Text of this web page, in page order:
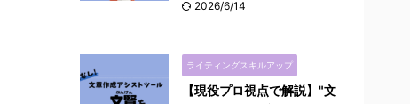
2026/6/14
ライティングスキルアップ
【現役プロ視点で解説】"文